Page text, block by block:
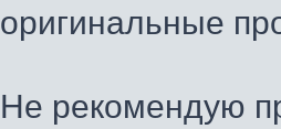
оригинальные
Не рекомендую